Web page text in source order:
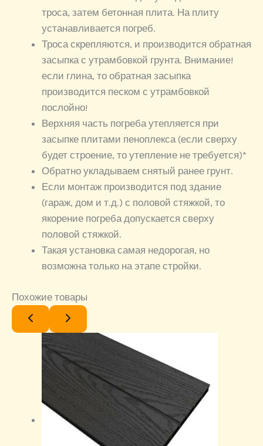
троса, затем бетонная плита. На плиту
устанавливается погреб.
Троса скрепляются, и производится обратная
засыпка с утрамбовкой грунта. Внимание!
если глина, то обратная засыпка
производится песком с утрамбовкой
послойно!
Верхняя часть погреба утепляется при
засыпке плитами пеноплекса (если сверху
будет строение, то утепление не требуется)*
Обратно укладываем снятый ранее грунт.
Если монтаж производится под здание
(гараж, дом и т.д.) с половой стяжкой, то
якорение погреба допускается сверху
половой стяжкой.
Такая установка самая недорогая, но
возможна только на этапе стройки.
Похожие товары